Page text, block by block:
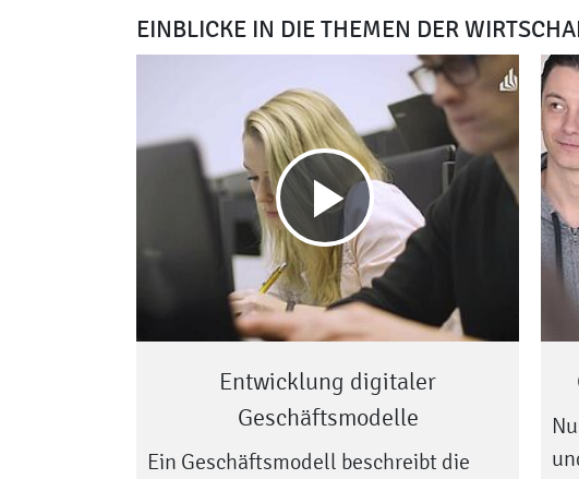
EINBLICKE IN DIE THEMEN DER
Play
video
Entwicklung digitaler
Geschäftsmodelle
Ein Geschäftsmodell beschreibt die